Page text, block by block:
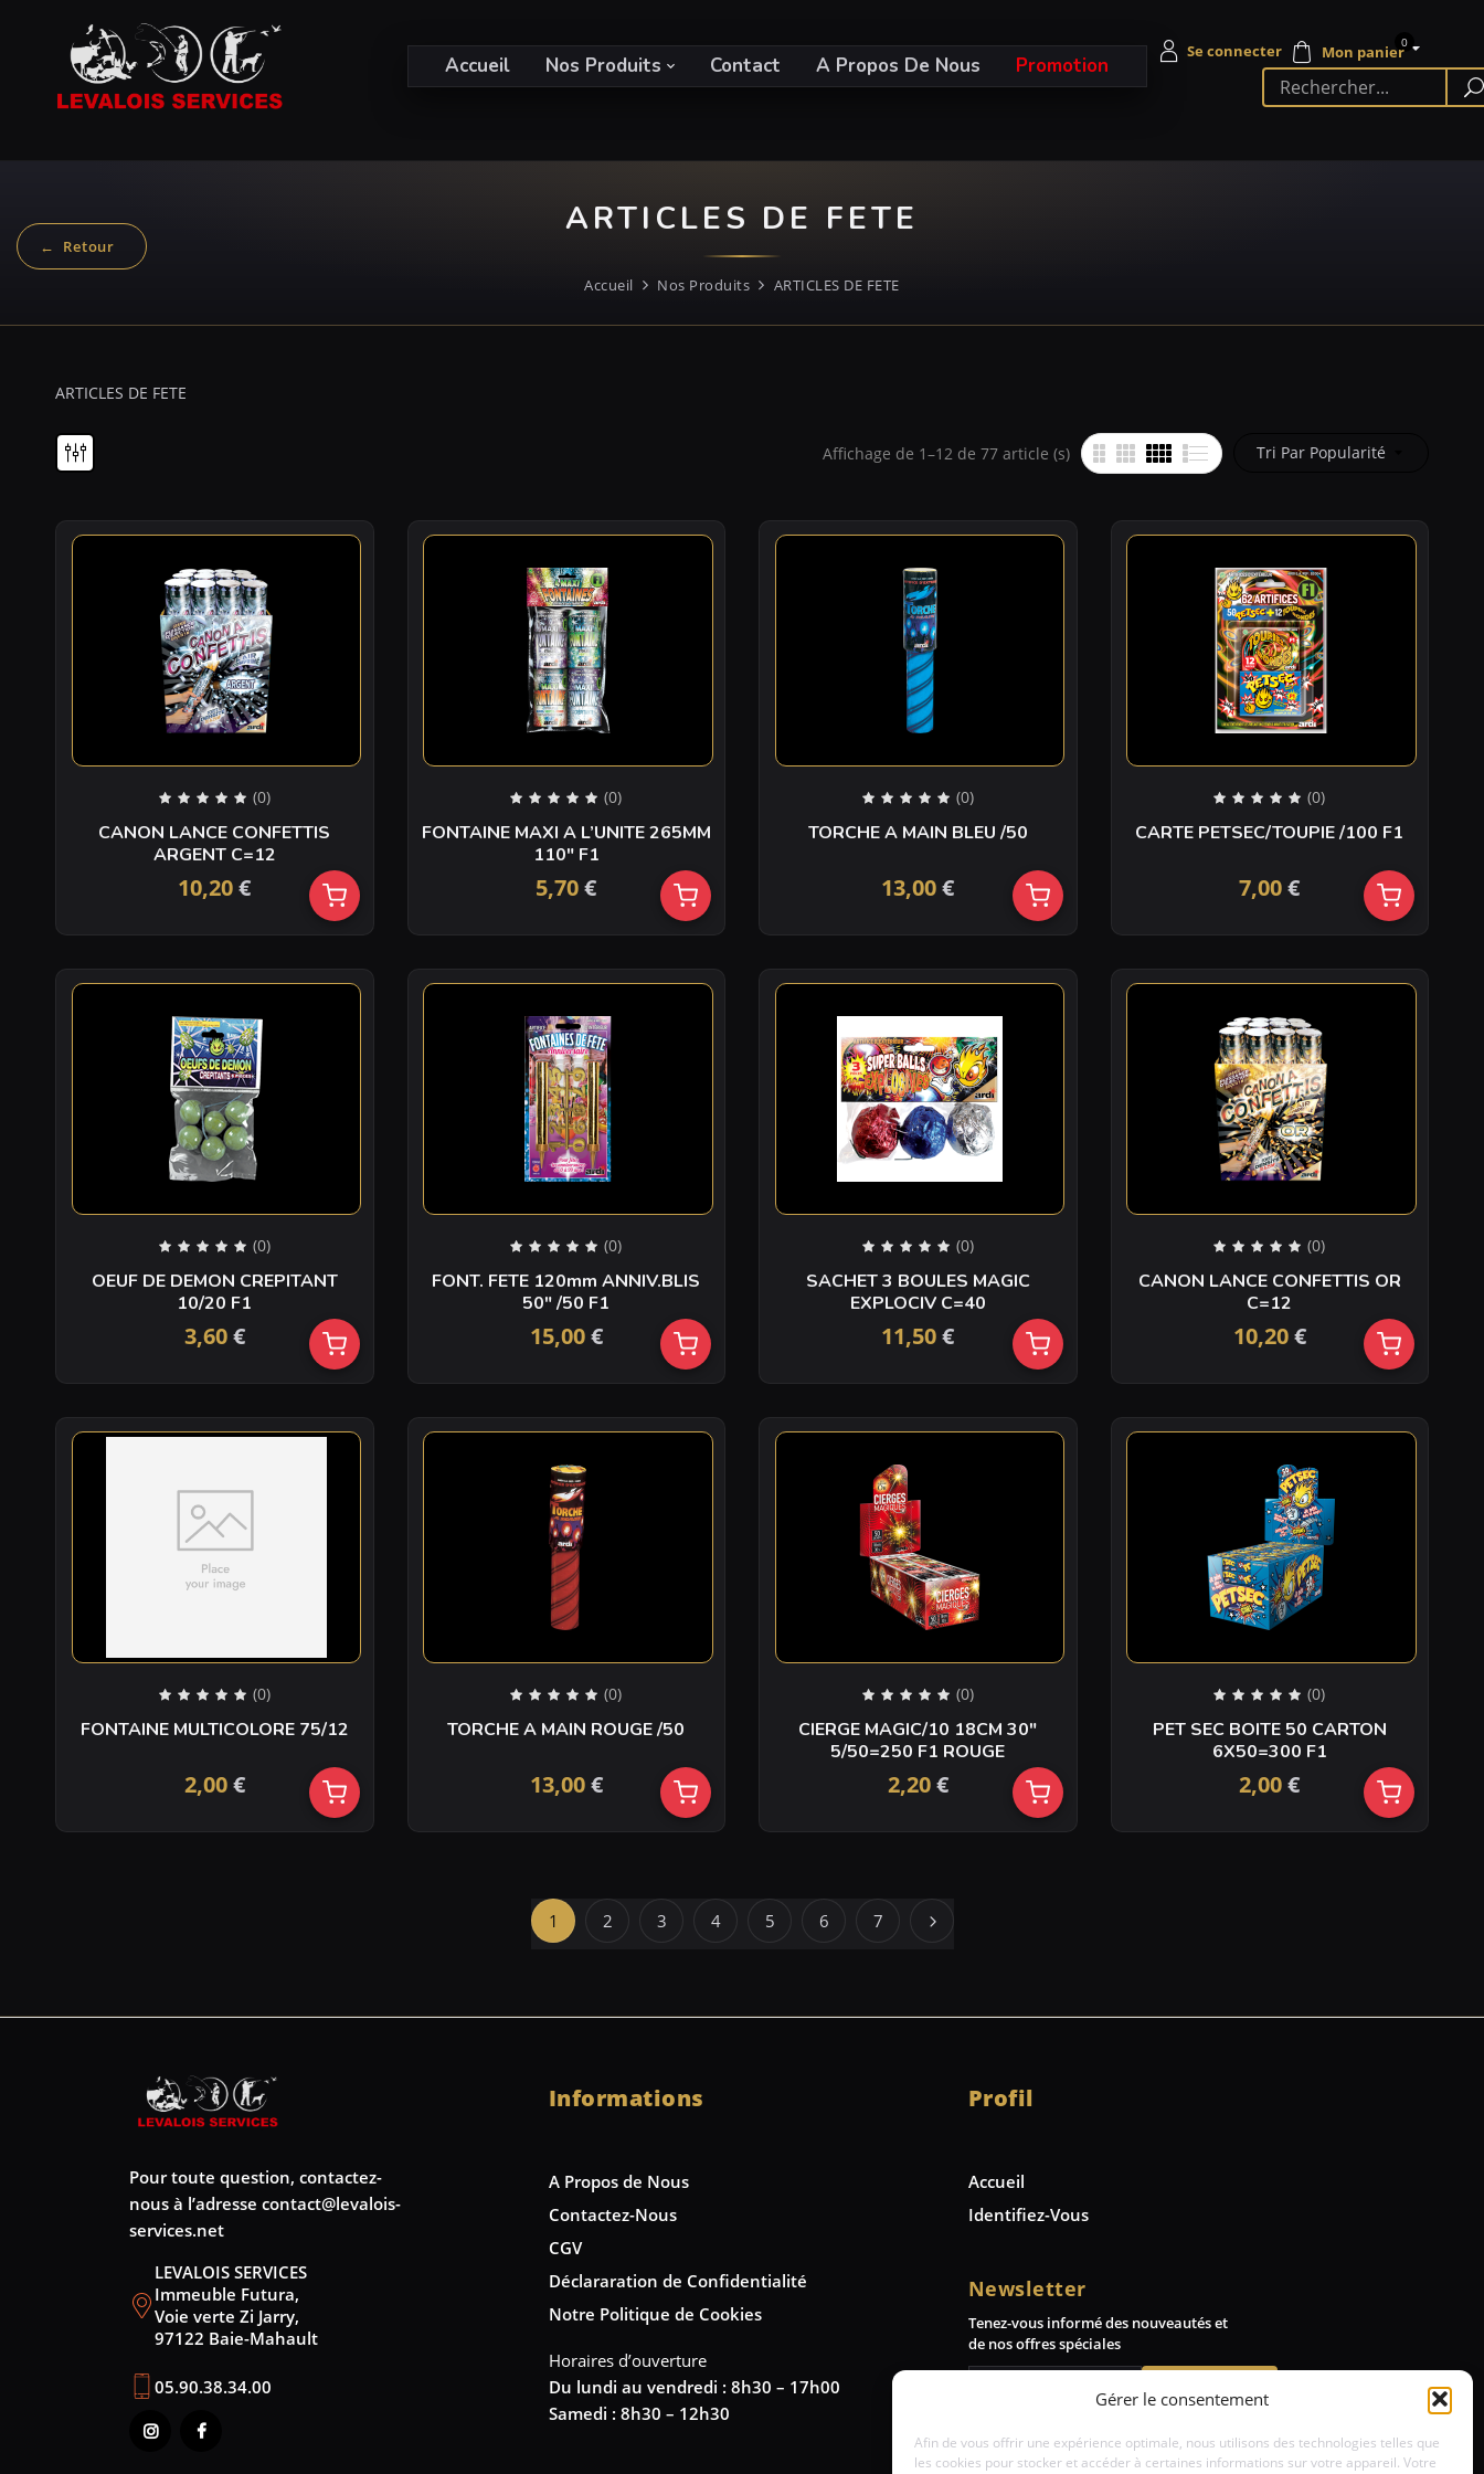
Gérer le consentement
Afin de vous offrir une expérience optimale, nous utilisons des technologies telles que
les cookies pour stocker et accéder à certaines informations sur votre appareil. Votre
Accueil Nos Produits Contact A Propos De Nous Promotion
0
ARTICLES DE FETE
Accueil Nos Produits ARTICLES DE FETE
ARTICLES DE FETE
Tri Par Popularité
Affichage de 1–12 de 77 article (s)
(0)
CANON LANCE CONFETTIS
ARGENT C=12
10,20€
(0)
FONTAINE MAXI A L’UNITE 265MM
110″ F1
5,70€
(0)
TORCHE A MAIN BLEU /50
13,00€
(0)
CARTE PETSEC/TOUPIE /100 F1
7,00€
(0)
OEUF DE DEMON CREPITANT
10/20 F1
3,60€
(0)
FONT. FETE 120mm ANNIV.BLIS
50″ /50 F1
15,00€
(0)
SACHET 3 BOULES MAGIC
EXPLOCIV C=40
11,50€
(0)
CANON LANCE CONFETTIS OR
C=12
10,20€
(0)
FONTAINE MULTICOLORE 75/12
2,00€
(0)
TORCHE A MAIN ROUGE /50
13,00€
(0)
CIERGE MAGIC/10 18CM 30″
5/50=250 F1 ROUGE
2,20€
(0)
PET SEC BOITE 50 CARTON
6X50=300 F1
2,00€
1 2 3 4 5 6 7
Pour toute question, contactez-
nous à l’adresse contact@levalois-
services.net
LEVALOIS SERVICES
Immeuble Futura,
Voie verte Zi Jarry,
97122 Baie-Mahault
05.90.38.34.00
Informations
A Propos de Nous
Contactez-Nous
CGV
Déclararation de Confidentialité
Notre Politique de Cookies
Horaires d’ouverture
Du lundi au vendredi : 8h30 – 17h00
Samedi : 8h30 – 12h30
Profil
Accueil
Identifiez-Vous
Newsletter
Tenez-vous informé des nouveautés et
de nos offres spéciales